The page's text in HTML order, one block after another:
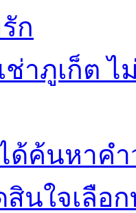
ก
ช่าภูเก็ต ไ
ด้ค้นหาค
นใจเลือ